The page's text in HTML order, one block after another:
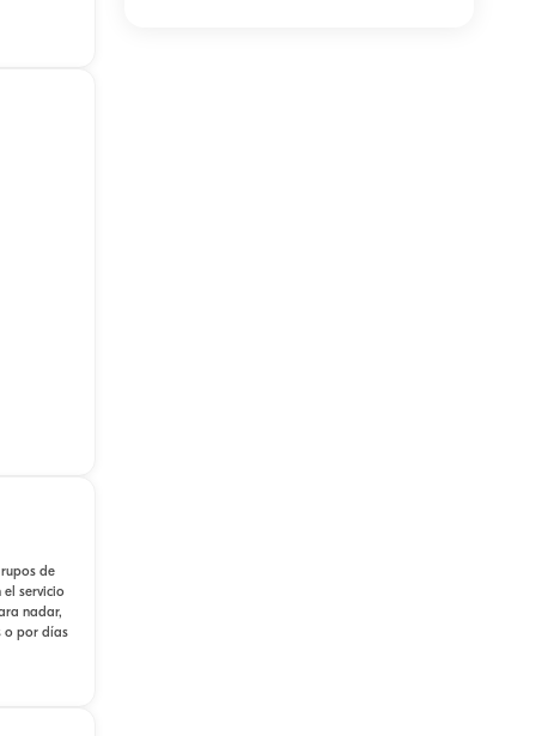
de
el servicio
nadar,
o por días